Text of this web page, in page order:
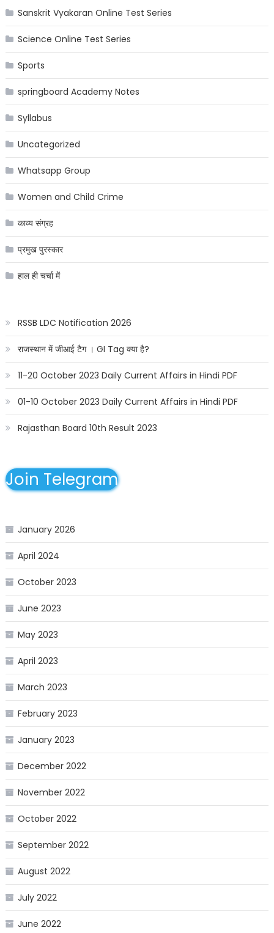
Sanskrit Vyakaran Online Test Series
Science Online Test Series
Sports
springboard Academy Notes
Syllabus
Uncategorized
Whatsapp Group
Women and Child Crime
काव्य संग्रह
प्रमुख पुरस्कार
हाल ही चर्चा में
RSSB LDC Notification 2026
राजस्थान में जीआई टैग । GI Tag क्या है?
11-20 October 2023 Daily Current Affairs in Hindi PDF
01-10 October 2023 Daily Current Affairs in Hindi PDF
Rajasthan Board 10th Result 2023
Join Telegram
January 2026
April 2024
October 2023
June 2023
May 2023
April 2023
March 2023
February 2023
January 2023
December 2022
November 2022
October 2022
September 2022
August 2022
July 2022
June 2022